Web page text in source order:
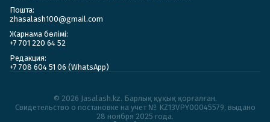
Пошта:
zhasalash100@gmail.com
Жарнама бөлімі:
+7 701 220 64 52
Редакция:
+7 708 604 51 06 (WhatsApp)
© 2026 Jasalash.kz. Барлық құқық қорғалған.
Cвидетельство о постановке на учет № KZ13VPY00045579, выдано
28 ноября 2025 года.